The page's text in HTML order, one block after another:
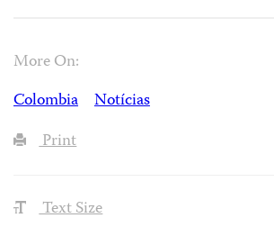
More On:
Colombia
Notícias
Print
Text Size